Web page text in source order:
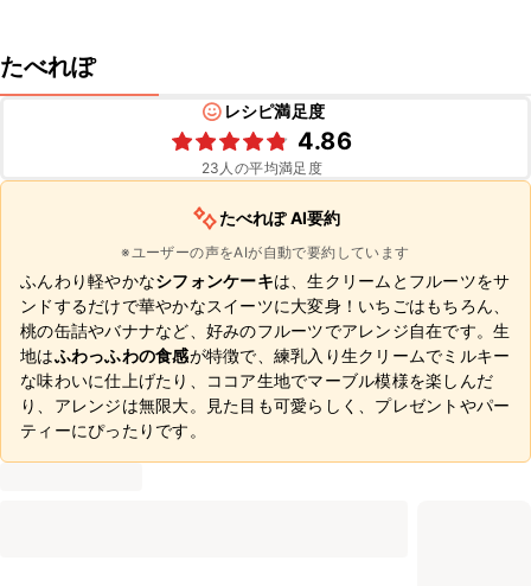
たべれぽ
レシピ満足度
4.86
23 人の平均満足度
たべれぽ AI要約
※ユーザーの声をAIが自動で要約しています
ふんわり軽やかなシフォンケーキは、生クリームとフルーツをサ
ンドするだけで華やかなスイーツに大変身！いちごはもちろん、
桃の缶詰やバナナなど、好みのフルーツでアレンジ自在です。生
地はふわっふわの食感が特徴で、練乳入り生クリームでミルキー
な味わいに仕上げたり、ココア生地でマーブル模様を楽しんだ
り、アレンジは無限大。見た目も可愛らしく、プレゼントやパー
ティーにぴったりです。